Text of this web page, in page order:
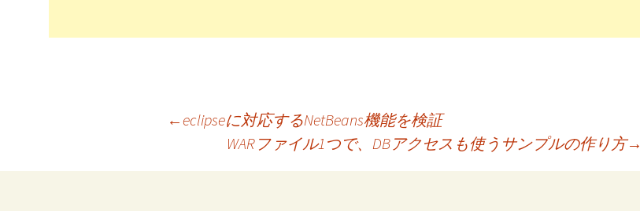
稿
←eclipseに対応するNetBeans機能を検証
WARファイル1つで、DBアクセスも使うサンプルの作り方→